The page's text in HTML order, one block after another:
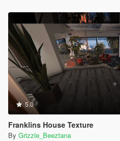
5.0
Franklins House Texture
By Grizzle_Beeztana